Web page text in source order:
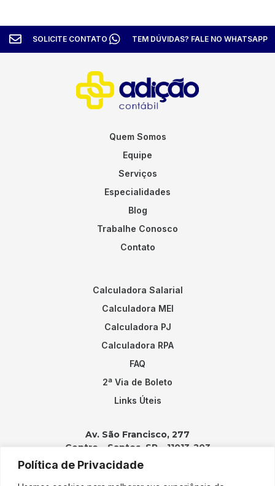
Política de Privacidade
SOLICITE CONTATO TEM DÚVIDAS? FALE NO WHATSAPP
Quem Somos
Equipe
Serviços
Especialidades
Blog
Trabalhe Conosco
Contato
Calculadora Salarial
Calculadora MEI
Calculadora PJ
Calculadora RPA
FAQ
2ª Via de Boleto
Links Úteis
Av. São Francisco, 277
Centro – Santos, SP – 11013-203
Contatos: